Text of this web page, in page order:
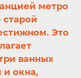
метро
старой
Это
ванных
и окна,